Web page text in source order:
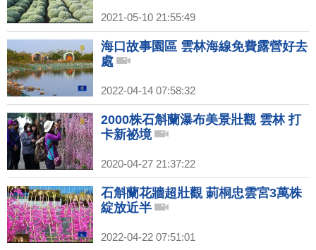
2021-05-10 21:55:49
海口故事園區 雲林海線免費露營好去
處
2022-04-14 07:58:32
2000株石斛蘭瀑布美景壯觀 雲林 打
卡新祕境
2020-04-27 21:37:22
石斛蘭花牆超壯觀 莿桐忠雲宮3萬株
綻放近半
2022-04-22 07:51:01